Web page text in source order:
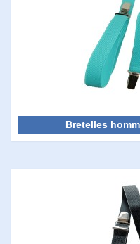
Bretelles